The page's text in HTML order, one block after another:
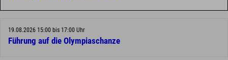
19.08.2026 15:00 bis 17:00 Uhr
Führung auf die Olympiaschanze